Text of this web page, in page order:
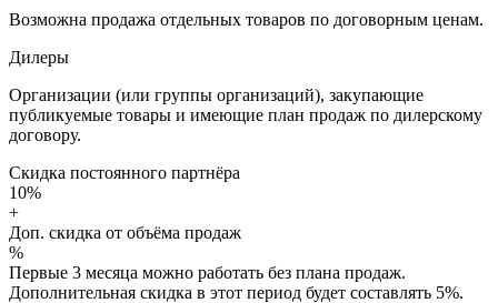
Возможна продажа отдельных товаров по договорным ценам.
Дилеры
Организации (или группы организаций), закупающие
публикуемые товары и имеющие план продаж по дилерскому
договору.
Скидка постоянного партнёра
10%
+
Доп. скидка от объёма продаж
%
Первые 3 месяца можно работать без плана продаж.
Дополнительная скидка в этот период будет составлять 5%.